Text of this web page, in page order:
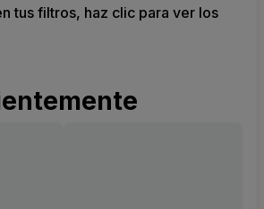
tus filtros, haz clic para ver los